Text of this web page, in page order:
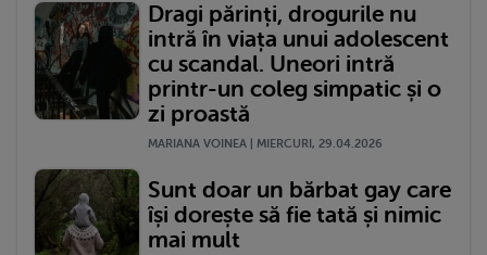
Dragi părinți, drogurile nu
intră în viața unui adolescent
cu scandal. Uneori intră
printr-un coleg simpatic și o
zi proastă
MARIANA VOINEA | MIERCURI, 29.04.2026
Sunt doar un bărbat gay care
își dorește să fie tată și nimic
mai mult